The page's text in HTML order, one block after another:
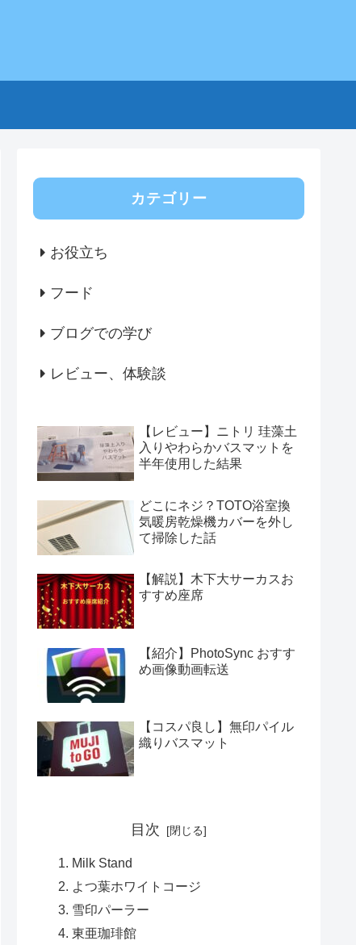
カテゴリー
お役立ち
フード
ブログでの学び
レビュー、体験談
【レビュー】ニトリ 珪藻土
入りやわらかバスマットを
半年使用した結果
どこにネジ？TOTO浴室換
気暖房乾燥機カバーを外し
て掃除した話
【解説】木下大サーカスお
すすめ座席
【紹介】PhotoSync おすす
め画像動画転送
【コスパ良し】無印パイル
織りバスマット
目次
Milk Stand
よつ葉ホワイトコージ
雪印パーラー
東亜珈琲館